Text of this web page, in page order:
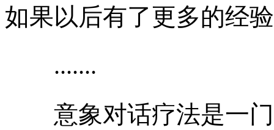
如果以后有了更多的经
.......
意象对话疗法是一门